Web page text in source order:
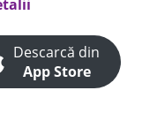
Descarcă din
App Store